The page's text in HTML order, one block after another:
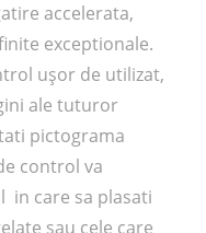
accelerata,
exceptionale.
ușor de utilizat,
ale tuturor
pictograma
control va
in care sa plasati
sau cele care